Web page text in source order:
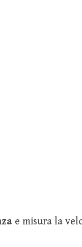
e misura la